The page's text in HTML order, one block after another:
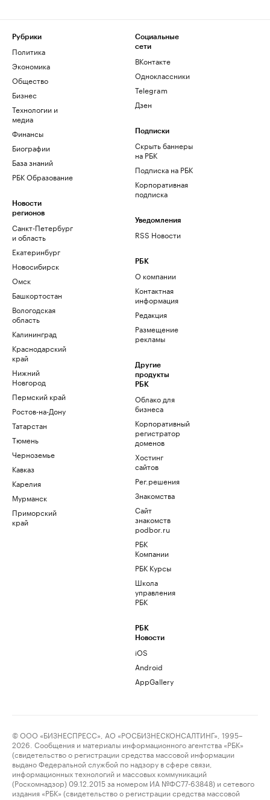
Рубрики
Политика
Экономика
Общество
Бизнес
Технологии и
медиа
Финансы
Биографии
База знаний
РБК Образование
Новости
регионов
Санкт-Петербург
и область
Екатеринбург
Новосибирск
Омск
Башкортостан
Вологодская
область
Калининград
Краснодарский
край
Нижний
Новгород
Пермский край
Ростов-на-Дону
Татарстан
Тюмень
Черноземье
Кавказ
Карелия
Мурманск
Приморский
край
Социальные
сети
ВКонтакте
Одноклассники
Telegram
Дзен
Подписки
Скрыть баннеры
на РБК
Подписка на РБК
Корпоративная
подписка
Уведомления
RSS Новости
РБК
О компании
Контактная
информация
Редакция
Размещение
рекламы
Другие
продукты
РБК
Облако для
бизнеса
Корпоративный
регистратор
доменов
Хостинг
сайтов
Рег.решения
Знакомства
Сайт
знакомств
podbor.ru
РБК
Компании
РБК Курсы
Школа
управления
РБК
РБК
Новости
iOS
Android
AppGallery
© ООО «БИЗНЕСПРЕСС», АО «РОСБИЗНЕСКОНСАЛТИНГ», 1995–
2026. Сообщения и материалы информационного агентства «РБК»
(свидетельство о регистрации средства массовой информации
выдано Федеральной службой по надзору в сфере связи,
информационных технологий и массовых коммуникаций
(Роскомнадзор) 09.12.2015 за номером ИА №ФС77-63848) и сетевого
издания «РБК» (свидетельство о регистрации средства массовой